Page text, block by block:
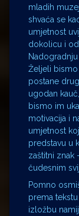
mladih
shvaća se
umjetnost
dokolicu i
Željeli bismo
postane
ugodan
bismo im
motivacija i
umjetnost
predstavu u
zaštitni znak
čudesnim
Pomno
prema
izložbu